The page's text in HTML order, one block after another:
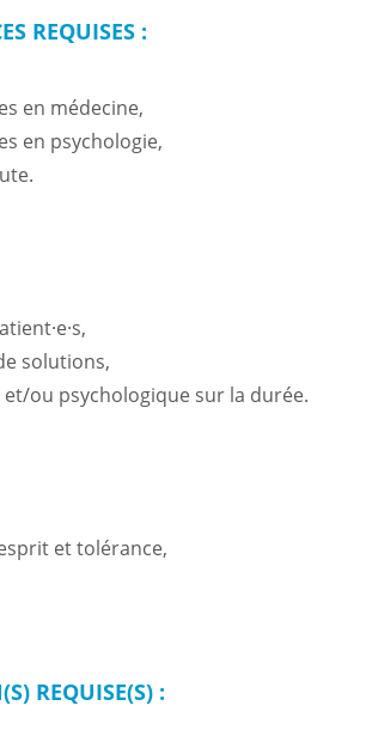
REQUISES :
en médecine,
en psychologie,
solutions,
et/ou psychologique sur la durée.
et tolérance,
REQUISE(S) :